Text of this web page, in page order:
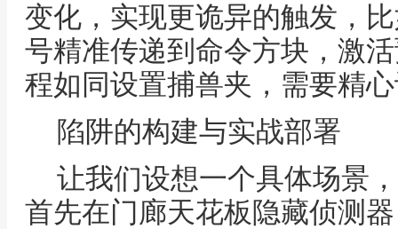
变化，实现更诡异的触发，
号精准传递到命令方块，激
程如同设置捕兽夹，需要精
陷阱的构建与实战部署
让我们设想一个具体场景
首先在门廊天花板隐藏侦测